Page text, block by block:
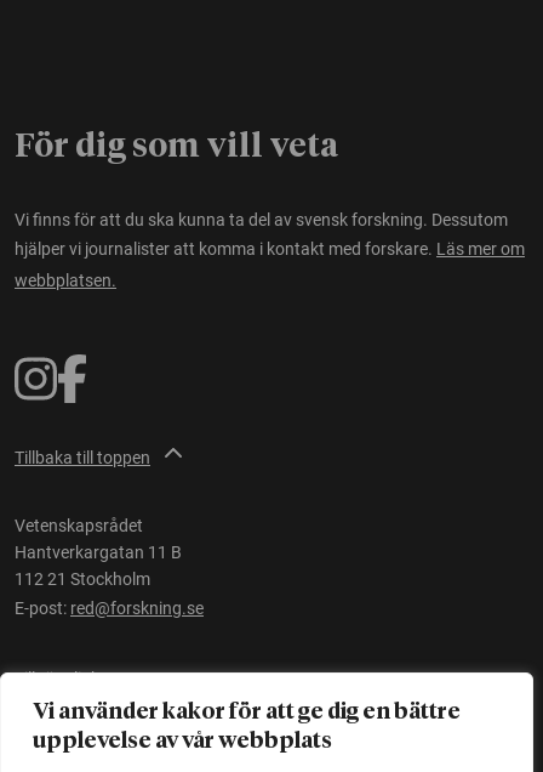
Vi använder kakor för att ge dig en bättre
upplevelse av vår webbplats
För dig som vill veta
Vi finns för att du ska kunna ta del av svensk forskning. Dessutom
hjälper vi journalister att komma i kontakt med forskare. Läs mer om
webbplatsen.
Tillbaka till toppen
Vetenskapsrådet
Hantverkargatan 11 B
112 21 Stockholm
E-post: red@forskning.se
Tillgänglighet
Ett initiativ avVetenskapsrådet